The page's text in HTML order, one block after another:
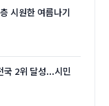
시원한 여름나기
국 2위 달성...시민